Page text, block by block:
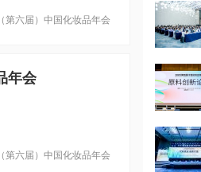
第六届）中国化妆品年会
年会
第六届）中国化妆品年会